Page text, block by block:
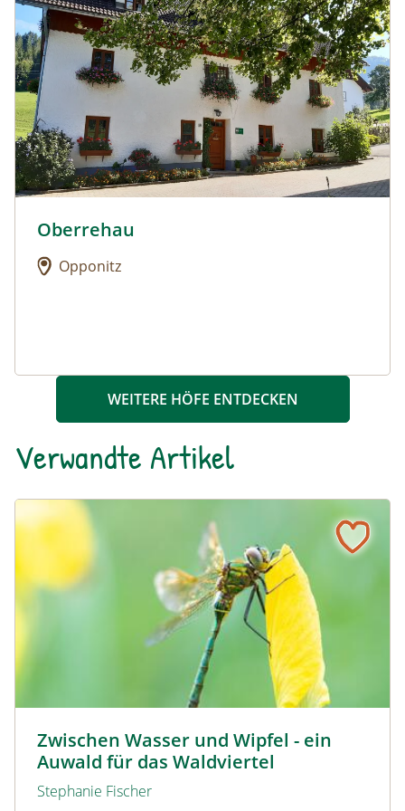
Urlaub am Bauernhof: Oberrehau
Oberrehau
Opponitz
WEITERE HÖFE ENTDECKEN
Verwandte Artikel
Zwischen Wasser und Wipfel - ein
Auwald für das Waldviertel
Stephanie Fischer
Zwischen Wasser und Wipfel - ein Auwald für das